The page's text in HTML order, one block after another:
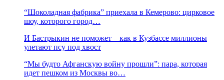
“Шоколадная фабрика” приехала в Кемерово: цирковое
шоу, которого город…
И Бастрыкин не поможет – как в Кузбассе миллионы
улетают псу под хвост
“Мы будто Афганскую войну прошли”: пара, которая
идет пешком из Москвы во…